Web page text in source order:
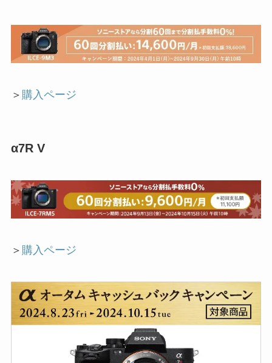
＞ 購入ページ
α7R V
＞ 購入ページ